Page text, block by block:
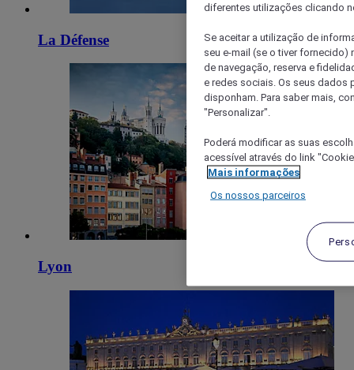
La Défense
Lyon
diferentes utilizações clicando
Se aceitar a utilização de
seu e-mail (se o tiver
de navegação, reserva e
e redes sociais. Os seus dados
disponham. Para saber mais,
"Personalizar".
Poderá modificar as suas
acessível através do link
Mais informações
Os nossos parceiros